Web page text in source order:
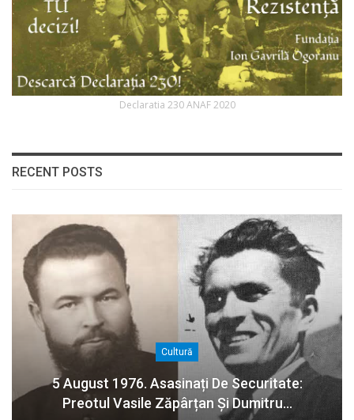
Declaratia 230 ANAF 2020
RECENT POSTS
Cultură
5 August 1976. Asasinați De Securitate:
Preotul Vasile Zăpârțan Și Dumitru…